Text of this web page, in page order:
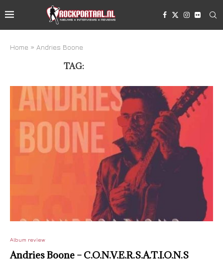
Home » Andries Boone
TAG:
Album review
Andries Boone – C.O.N.V.E.R.S.A.T.I.O.N.S